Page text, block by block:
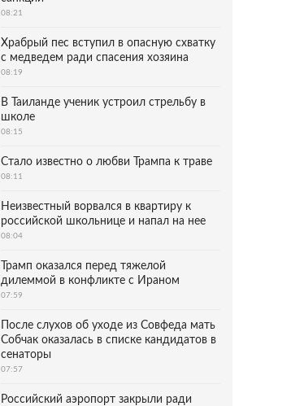
08:21
Храбрый пес вступил в опасную схватку
с медведем ради спасения хозяина
08:19
В Таиланде ученик устроил стрельбу в
школе
08:15
Стало известно о любви Трампа к траве
08:11
Неизвестный ворвался в квартиру к
российской школьнице и напал на нее
08:04
Трамп оказался перед тяжелой
дилеммой в конфликте с Ираном
07:59
После слухов об уходе из Совфеда мать
Собчак оказалась в списке кандидатов в
сенаторы
07:57
Российский аэропорт закрыли ради